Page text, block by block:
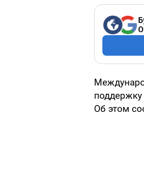
поддержку
Об этом